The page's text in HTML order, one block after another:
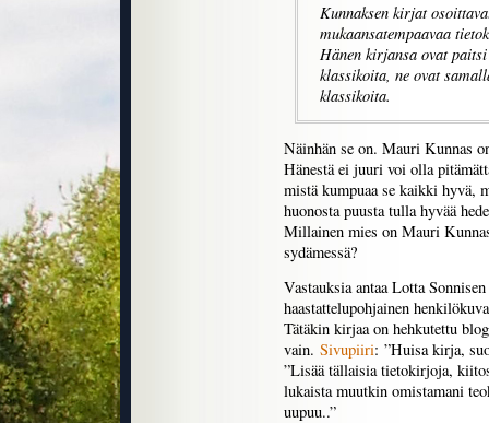
Kunnaksen kirjat
mukaansatempaavaa
Hänen kirjansa ovat
klassikoita, ne ovat
klassikoita.
Näinhän se on. Mauri Kunnas
Hänestä ei juuri voi olla
mistä kumpuaa se kaikki hyvä,
huonosta puusta tulla hyvää
Millainen mies on Mauri
sydämessä?
Vastauksia antaa Lotta
haastattelupohjainen
Tätäkin kirjaa on hehkutettu
vain. Sivupiiri: ”Huisa kirja,
”Lisää tällaisia tietokirjoja,
lukaista muutkin omistamani
uupuu..”